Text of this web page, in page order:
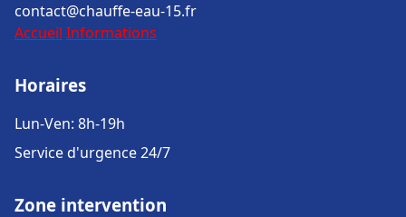
contact@chauffe-eau-15.fr
Accueil Informations
Horaires
Lun-Ven: 8h-19h
Service d'urgence 24/7
Zone intervention